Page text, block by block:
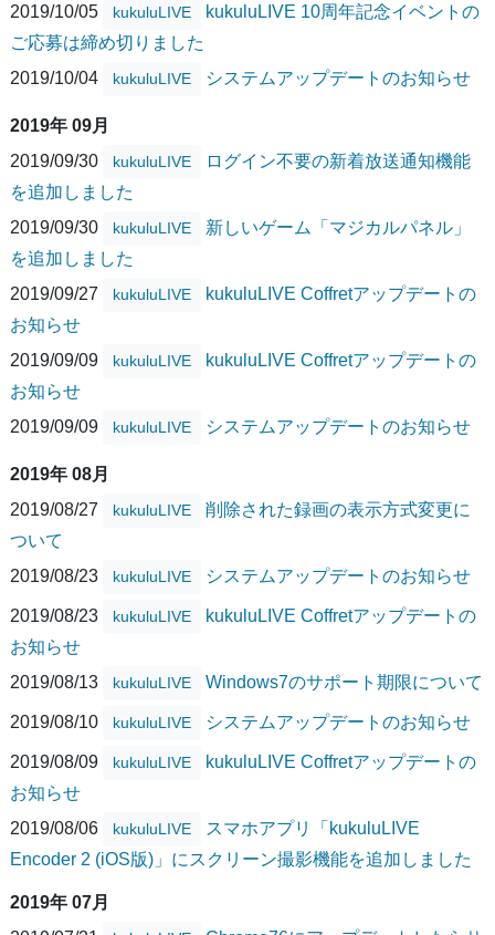
2019/10/05
kukuluLIVE
kukuluLIVE 10周年記念イベントの
ご応募は締め切りました
2019/10/04
kukuluLIVE システムアップデートのお知らせ
2019年 09月
2019/09/30
kukuluLIVE
ログイン不要の新着放送通知機能
を追加しました
2019/09/30
kukuluLIVE
新しいゲーム「マジカルパネル」
を追加しました
2019/09/27
kukuluLIVE
kukuluLIVE Coffretアップデートの
お知らせ
2019/09/09
kukuluLIVE
kukuluLIVE Coffretアップデートの
お知らせ
2019/09/09
kukuluLIVE システムアップデートのお知らせ
2019年 08月
2019/08/27
kukuluLIVE
削除された録画の表示方式変更に
ついて
2019/08/23
kukuluLIVE システムアップデートのお知らせ
2019/08/23 kukuluLIVE
kukuluLIVE Coffretアップデートの
お知らせ
2019/08/13
kukuluLIVE Windows7のサポート期限について
2019/08/10 kukuluLIVE システムアップデートのお知らせ
2019/08/09 kukuluLIVE
kukuluLIVE Coffretアップデートの
お知らせ
2019/08/06
kukuluLIVE
スマホアプリ「kukuluLIVE
Encoder 2 (iOS版)」にスクリーン撮影機能を追加しました
2019年 07月